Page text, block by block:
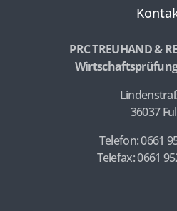
PRC TREUHAND &
36037
Telefon: 0661
Telefax: 0661